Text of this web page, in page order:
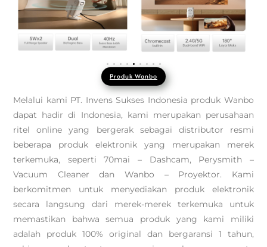
Produk Wanbo
Melalui kami PT. Invens Sukses Indonesia produk Wanbo
dapat hadir di Indonesia, kami merupakan perusahaan
ritel online yang bergerak sebagai distributor resmi
beberapa produk elektronik yang merupakan merek
terkemuka, seperti 70mai – Dashcam, Perysmith –
Vacuum Cleaner dan Wanbo – Proyektor. Kami
berkomitmen untuk menyediakan produk elektronik
secara langsung dari merek-merek terkemuka untuk
memastikan bahwa semua produk yang kami miliki
adalah produk 100% original dan bergaransi 1 tahun,